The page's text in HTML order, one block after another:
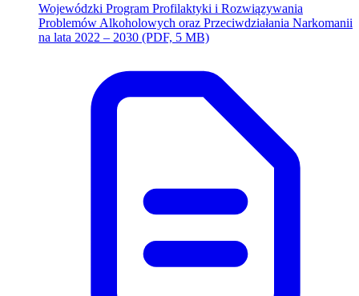
Wojewódzki Program Profilaktyki i Rozwiązywania
Problemów Alkoholowych oraz Przeciwdziałania Narkomanii
na lata 2022 – 2030 (PDF, 5 MB)(otwiera się w nowym oknie)